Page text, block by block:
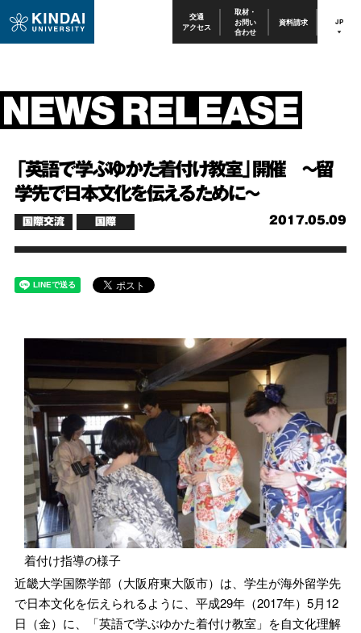
交通
アクセス
取材・
お問い
合わせ
資料請求 JP
「英語で学ぶゆかた着付け教室」開催 ～留
学先で日本文化を伝えるために～
2017.05.09
国際交流 国際
着付け指導の様子
近畿大学国際学部（大阪府東大阪市）は、学生が海外留学先
で日本文化を伝えられるように、平成29年（2017年）5月12
日（金）に、「英語で学ぶゆかた着付け教室」を自文化理解